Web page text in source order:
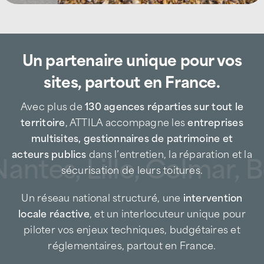
toiture à Vannes Ouest et dans la
première couronne
L’agenceATTILA Vannes Ouest
accompagne au quotidien lesimmeubles
collectifs, copropriétés, maisons
individuelles, bâtiments tertiaires et PME
pour tous leurs besoins enmaintenance de
, réparations ciblées et interventions
Entreprise de couverture de proximité, nous
intervenons notamment sur les secteurs
suivants :
Un partenaire unique pour vos
sites, partout en France.
Avec plus de130 agences réparties sur tout le
territoire, ATTILA accompagne lesentreprises
multisites, gestionnaires de patrimoine et
acteurs publicsdans l’entretien, la réparation et la
sécurisation de leurs toitures.
Un réseau national structuré, une intervention
locale réactive, et un interlocuteur unique pour
piloter vos enjeux techniques, budgétaires et
réglementaires, partout en France.
Lille, Colmar,